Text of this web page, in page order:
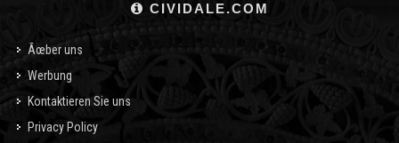
CIVIDALE.COM
Ãœber uns
Werbung
Kontaktieren Sie uns
Privacy Policy